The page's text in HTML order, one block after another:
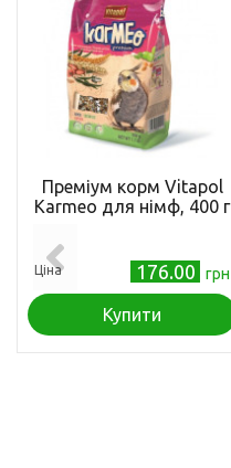
Преміум корм Vitapol
Karmeo для німф, 400 г
Ціна 176.00 грн
Купити